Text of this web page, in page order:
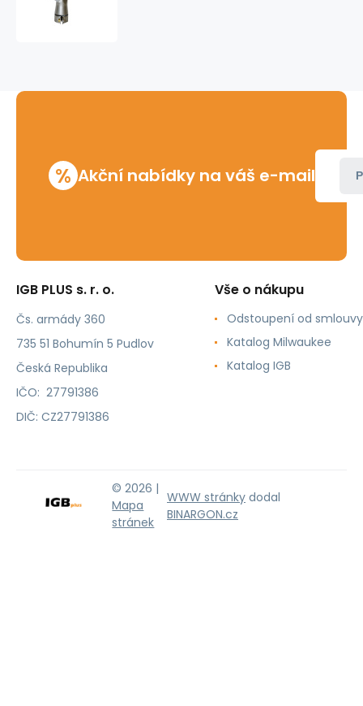
% Akční nabídky na váš e-mail
IGB PLUS s. r. o.
Čs. armády 360
735 51 Bohumín 5 Pudlov
Česká Republika
IČO: 27791386
DIČ: CZ27791386
Vše o nákupu
Odstoupení od smlouvy
Katalog Milwaukee
Katalog IGB
© 2026 |
Mapa
stránek
WWW stránky dodal
BINARGON.cz